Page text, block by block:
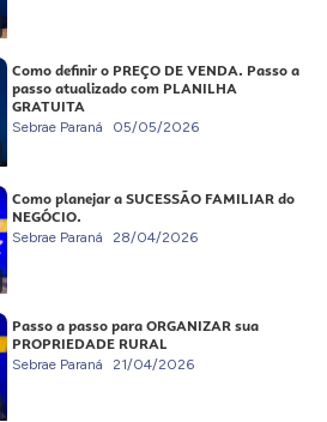
Como definir o PREÇO DE VENDA. Passo a
passo atualizado com PLANILHA
GRATUITA
Sebrae Paraná 05/05/2026
Como planejar a SUCESSÃO FAMILIAR do
NEGÓCIO.
Sebrae Paraná 28/04/2026
Passo a passo para ORGANIZAR sua
PROPRIEDADE RURAL
Sebrae Paraná 21/04/2026